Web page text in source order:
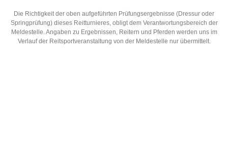
Die Richtigkeit der oben aufgeführten Prüfungsergebnisse (Dressur oder
Springprüfung) dieses Reitturnieres, obligt dem Verantwortungsbereich der
Meldestelle. Angaben zu Ergebnissen, Reitern und Pferden werden uns im
Verlauf der Reitsportveranstaltung von der Meldestelle nur übermittelt.